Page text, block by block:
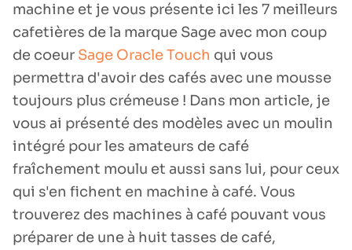
machine et je vous présente ici les 7 meilleurs
cafetières de la marque Sage avec mon coup
de coeur Sage Oracle Touch qui vous
permettra d'avoir des cafés avec une mousse
toujours plus crémeuse ! Dans mon article, je
vous ai présenté des modèles avec un moulin
intégré pour les amateurs de café
fraîchement moulu et aussi sans lui, pour ceux
qui s'en fichent en machine à café. Vous
trouverez des machines à café pouvant vous
préparer de une à huit tasses de café,